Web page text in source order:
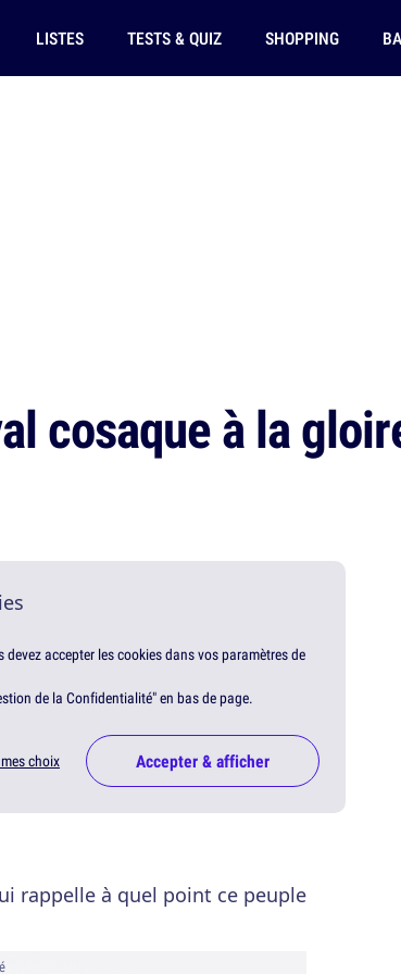
LISTES TESTS & QUIZ SHOPPING
cosaque à la
accepter les cookies dans vos paramètres de
de la Confidentialité" en bas de page.
choix Accepter & afficher
rappelle à quel point ce peuple